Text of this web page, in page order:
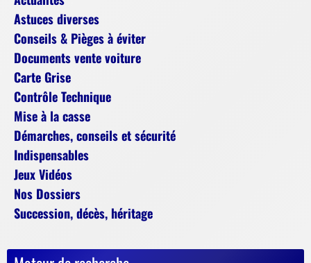
Astuces diverses
Conseils & Pièges à éviter
Documents vente voiture
Carte Grise
Contrôle Technique
Mise à la casse
Démarches, conseils et sécurité
Indispensables
Jeux Vidéos
Nos Dossiers
Succession, décès, héritage